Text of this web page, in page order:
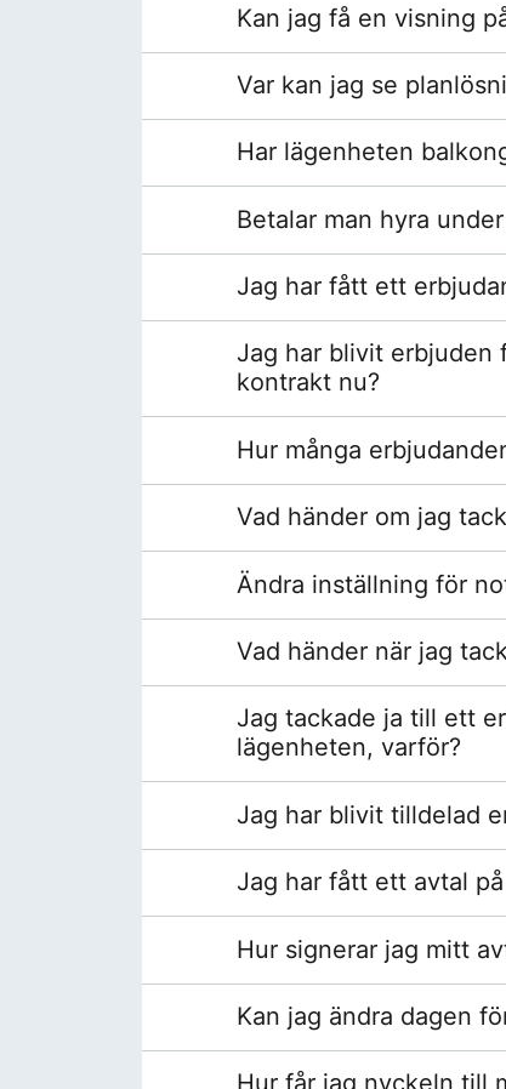
Kan jag få en visning
Var kan jag se
Har lägenheten
Betalar man hyra
Jag har fått ett
Jag har blivit erbjuden
kontrakt nu?
Hur många
Vad händer om jag
Ändra inställning för
Vad händer när jag
Jag tackade ja till ett
lägenheten, varför?
Jag har blivit tilldelad
Jag har fått ett avtal
Hur signerar jag mitt
Kan jag ändra dagen